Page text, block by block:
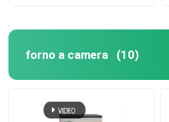
forno a camera (10)